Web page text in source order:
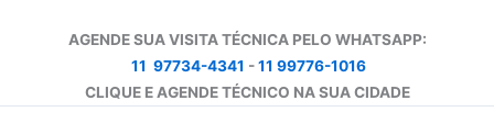
AGENDE SUA VISITA TÉCNICA PELO WHATSAPP:
11 97734-4341 -11 99776-1016
CLIQUE E AGENDE TÉCNICO NA SUA CIDADE